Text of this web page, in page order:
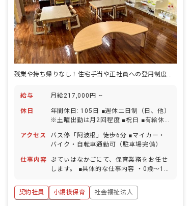
残業や持ち帰りなし！住宅手当や正社員への登用制度もあります。
給与 月給217,000円 ~
休日
年間休日: 105日 ■週休二日制（日、他）
※土曜出勤は月2回程度 ■祝日 ■有給休
／有給使用で5日以上の連休取得可） ■
産前産後・育児休暇（取得率100％・復
帰率100％） ■介護・看護休暇 ■慶弔休
暇
アクセス
バス停「阿波根」徒歩6分 ■マイカー・
バイク・自転車通勤可（駐車場完備）
仕事内容 ぷてぃはなかごにて、保育業務をお任せ
します。 ■具体的な仕事内容 ・0歳～1歳
用） ・週案・日誌（ドキュメンテーショ
ン）の作成（アプリ使用） ・保護者対応
契約社員 小規模保育
社会福祉法人